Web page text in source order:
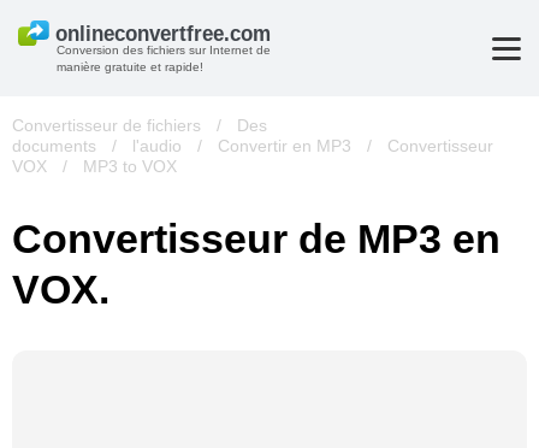
Conversion des fichiers sur Internet de
manière gratuite et rapide!
Convertisseur de fichiers /
Des
documents
/ l'audio / Convertir en MP3 /
Convertisseur
VOX
/ MP3 to VOX
Convertisseur de MP3 en
VOX.